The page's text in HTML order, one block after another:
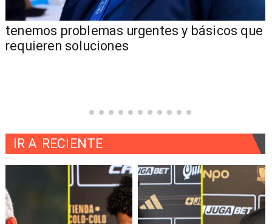
tenemos problemas urgentes y básicos que
requieren soluciones
IR A RECIENTE